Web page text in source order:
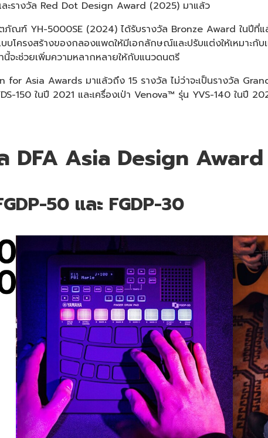
รางวัล Red Dot Design Award (2025) มาแล้ว
ภัณฑ์ YH-5000SE (2024) ได้รับรางวัล Bronze Award ในปีที่
โครงสร้างของกลองแพดให้มีเอกลักษณ์และปรับแต่งให้เหมาะกั
จะช่วยเพิ่มความหลากหลายให้กับแนวดนตรี
Asia Awards มาแล้วถึง 15 รางวัล ไม่ว่าจะเป็นรางวัล
150 ในปี 2021 และเครื่องเป่า Venova™ รุ่น YVS-140 ในปี
DFA Asia Design Award
50 และ FGDP-30